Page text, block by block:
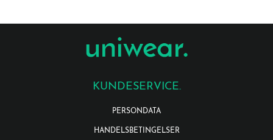
KUNDESERVICE.
PERSONDATA
HANDELSBETINGELSER